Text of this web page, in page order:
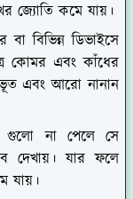
জ্যোতি কমে যায়।
বিভিন্ন ডিভাইসে
কোমর এবং কাঁধের
এবং আরো নানান
না পেলে সে
দেখায়। যার ফলে
যায়।